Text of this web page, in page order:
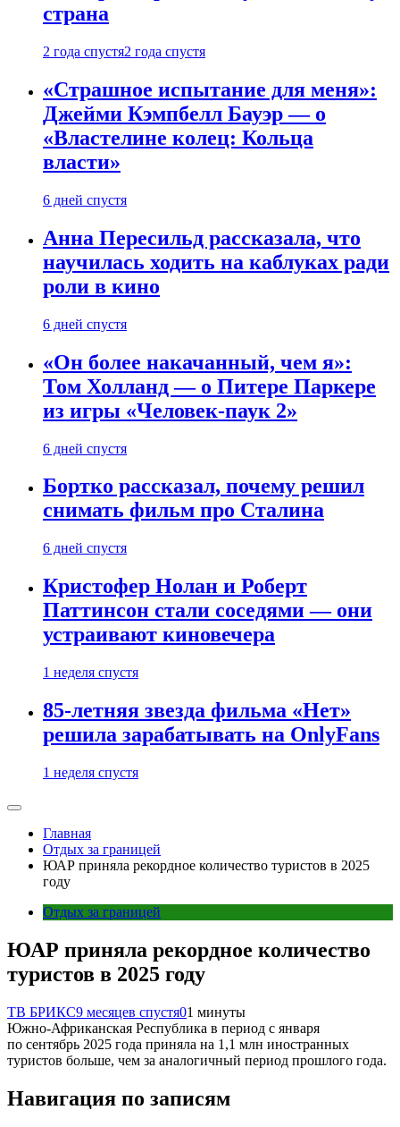
страна
2 года спустя2 года спустя
«Страшное испытание для меня»:
Джейми Кэмпбелл Бауэр — о
«Властелине колец: Кольца
власти»
6 дней спустя
Анна Пересильд рассказала, что
научилась ходить на каблуках ради
роли в кино
6 дней спустя
«Он более накачанный, чем я»:
Том Холланд — о Питере Паркере
из игры «Человек-паук 2»
6 дней спустя
Бортко рассказал, почему решил
снимать фильм про Сталина
6 дней спустя
Кристофер Нолан и Роберт
Паттинсон стали соседями — они
устраивают киновечера
1 неделя спустя
85-летняя звезда фильма «Нет»
решила зарабатывать на OnlyFans
1 неделя спустя
Главная
Отдых за границей
ЮАР приняла рекордное количество туристов в 2025
году
Отдых за границей
ЮАР приняла рекордное количество
туристов в 2025 году
ТВ БРИКС9 месяцев спустя01 минуты
Южно-Африканская Республика в период с января
по сентябрь 2025 года приняла на 1,1 млн иностранных
туристов больше, чем за аналогичный период прошлого года.
Навигация по записям